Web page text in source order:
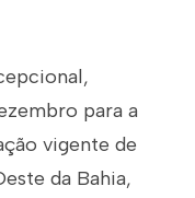
para a
vigente de
da Bahia,